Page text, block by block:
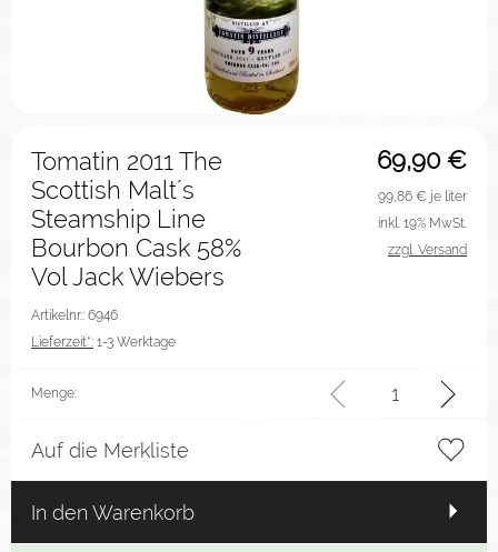
69,90 €
Tomatin 2011 The
Scottish Malt´s
Steamship Line
Bourbon Cask 58%
Vol Jack Wiebers
Artikelnr.: 6946
Lieferzeit*: 1-3 Werktage
99,86 € je liter
inkl. 19% MwSt.
zzgl. Versand
Menge:
Auf die Merkliste
In den Warenkorb